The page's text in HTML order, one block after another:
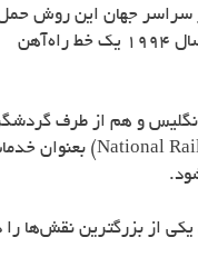
خودش بود و پس از آن در سراسر جهان این
رواج پیدا کرد. با بیش از 16000 کیلومتر خط راه‌آهن، پوشش حمل و نقل این شبکه در مناطق شهری، صنعتی و حومه‌ای بسیار گسترده و بزرگ است. در سال 1994 یک خط راه‌آهن
انگلیس و هم از طرف
National) بعنوان
از بزرگترین نقش‌ها را